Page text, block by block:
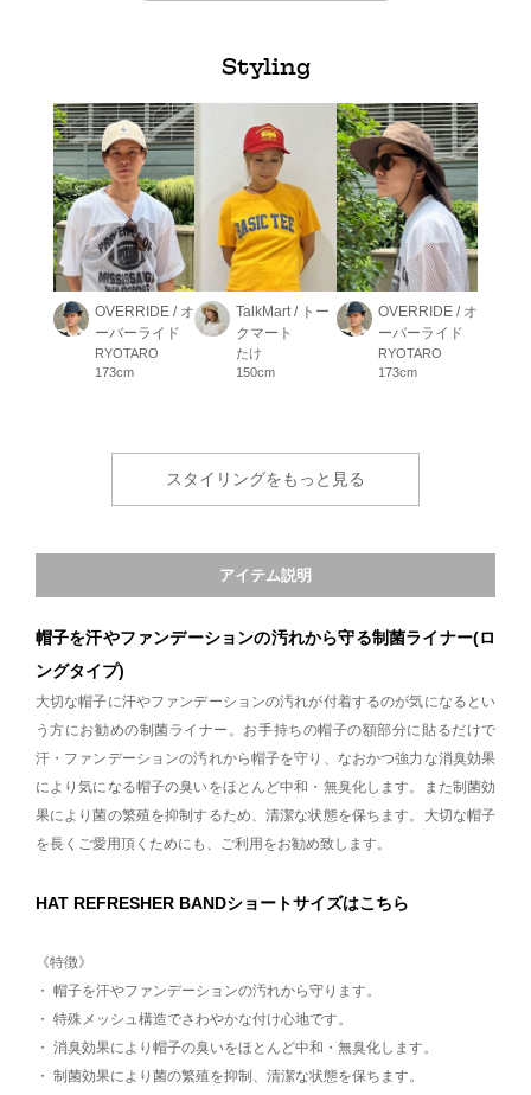
Styling
OVERRIDE / オ
ーバーライド
RYOTARO
173cm
TalkMart / トー
クマート
たけ
150cm
OVERRIDE / オ
ーバーライド
RYOTARO
173cm
スタイリングをもっと見る
アイテム説明
帽子を汗やファンデーションの汚れから守る制菌ライナー(ロ
ングタイプ)
大切な帽子に汗やファンデーションの汚れが付着するのが気になるとい
う方にお勧めの制菌ライナー。お手持ちの帽子の額部分に貼るだけで
汗・ファンデーションの汚れから帽子を守り、なおかつ強力な消臭効果
により気になる帽子の臭いをほとんど中和・無臭化します。また制菌効
果により菌の繁殖を抑制するため、清潔な状態を保ちます。大切な帽子
を長くご愛用頂くためにも、ご利用をお勧め致します。
HAT REFRESHER BANDショートサイズはこちら
《特徴》
・ 帽子を汗やファンデーションの汚れから守ります。
・ 特殊メッシュ構造でさわやかな付け心地です。
・ 消臭効果により帽子の臭いをほとんど中和・無臭化します。
・ 制菌効果により菌の繁殖を抑制、清潔な状態を保ちます。